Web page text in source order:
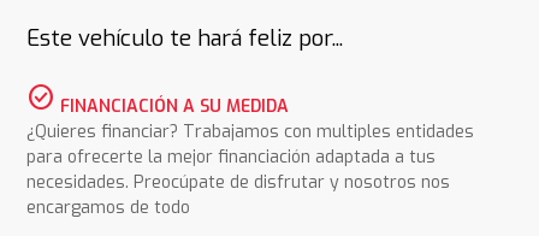
Este vehículo te hará feliz por...
check_circle FINANCIACIÓN A SU MEDIDA
¿Quieres financiar? Trabajamos con multiples entidades
para ofrecerte la mejor financiación adaptada a tus
necesidades. Preocúpate de disfrutar y nosotros nos
encargamos de todo